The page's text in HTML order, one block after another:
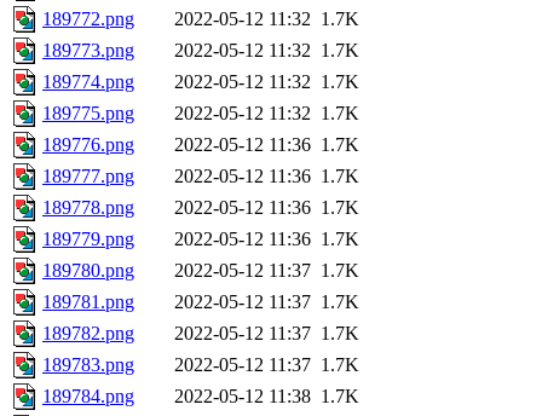
189772.png
2022-05-12 11:32 1.7K
189773.png
2022-05-12 11:32 1.7K
189774.png
2022-05-12 11:32 1.7K
189775.png
2022-05-12 11:32 1.7K
189776.png
2022-05-12 11:36 1.7K
189777.png
2022-05-12 11:36 1.7K
189778.png
2022-05-12 11:36 1.7K
189779.png
2022-05-12 11:36 1.7K
189780.png
2022-05-12 11:37 1.7K
189781.png
2022-05-12 11:37 1.7K
189782.png
2022-05-12 11:37 1.7K
189783.png
2022-05-12 11:37 1.7K
189784.png
2022-05-12 11:38 1.7K